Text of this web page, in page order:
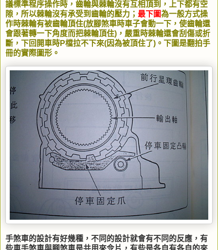
議標準程序操作時，齒輪與棘輪沒有互相頂到，上下都有空
隙，所以棘輪沒有承受到齒輪的壓力； 最下圖為一般方式操
作時棘輪有被齒輪頂住(放腳煞車時車子會動一下，使齒輪還
會跟著轉一下角度而把棘輪頂住)，嚴重時棘輪還會刮傷或折
斷，下回開車時P檔拉不下來(因為被頂住了)。下圖是翻拍手
冊的實際圖形。
手煞車的設計有好幾種，不同的設計就會有不同的反應，有